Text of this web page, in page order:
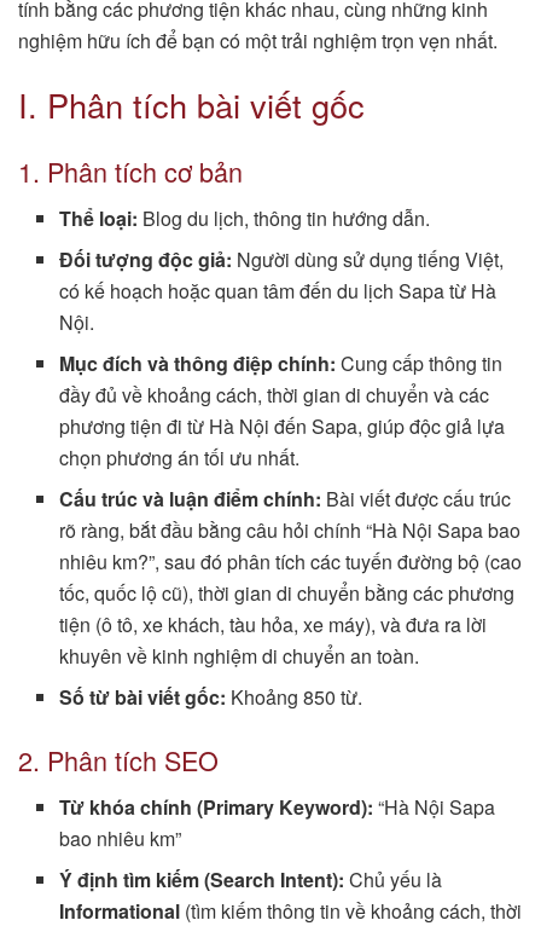
tính bằng các phương tiện khác nhau, cùng những kinh
nghiệm hữu ích để bạn có một trải nghiệm trọn vẹn nhất.
I. Phân tích bài viết gốc
1. Phân tích cơ bản
Thể loại: Blog du lịch, thông tin hướng dẫn.
Đối tượng độc giả: Người dùng sử dụng tiếng Việt,
có kế hoạch hoặc quan tâm đến du lịch Sapa từ Hà
Nội.
Mục đích và thông điệp chính: Cung cấp thông tin
đầy đủ về khoảng cách, thời gian di chuyển và các
phương tiện đi từ Hà Nội đến Sapa, giúp độc giả lựa
chọn phương án tối ưu nhất.
Cấu trúc và luận điểm chính: Bài viết được cấu trúc
rõ ràng, bắt đầu bằng câu hỏi chính “Hà Nội Sapa bao
nhiêu km?”, sau đó phân tích các tuyến đường bộ (cao
tốc, quốc lộ cũ), thời gian di chuyển bằng các phương
tiện (ô tô, xe khách, tàu hỏa, xe máy), và đưa ra lời
khuyên về kinh nghiệm di chuyển an toàn.
Số từ bài viết gốc: Khoảng 850 từ.
2. Phân tích SEO
Từ khóa chính (Primary Keyword): “Hà Nội Sapa
bao nhiêu km”
Ý định tìm kiếm (Search Intent): Chủ yếu là
Informational (tìm kiếm thông tin về khoảng cách, thời